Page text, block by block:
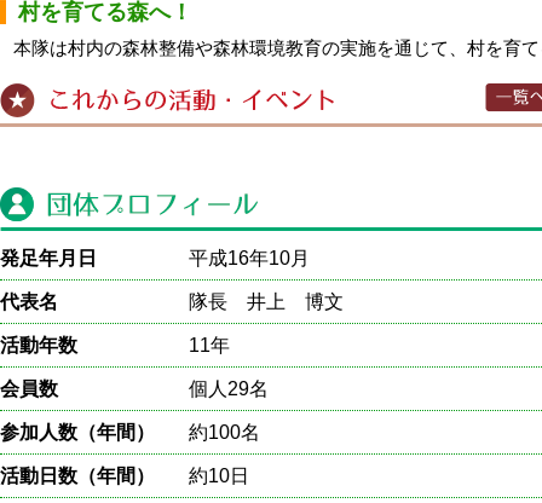
村を育てる森へ！
本隊は村内の森林整備や森林環境教育の実施を通じて、村を育
発足年月日 平成16年10月
代表名 隊長 井上 博文
活動年数 11年
会員数 個人29名
参加人数（年間） 約100名
活動日数（年間） 約10日